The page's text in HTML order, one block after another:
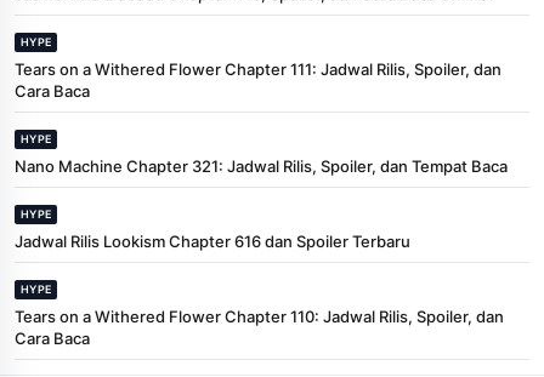
HYPE
Tears on a Withered Flower Chapter 111: Jadwal Rilis, Spoiler, dan
Cara Baca
HYPE
Nano Machine Chapter 321: Jadwal Rilis, Spoiler, dan Tempat Baca
HYPE
Jadwal Rilis Lookism Chapter 616 dan Spoiler Terbaru
HYPE
Tears on a Withered Flower Chapter 110: Jadwal Rilis, Spoiler, dan
Cara Baca